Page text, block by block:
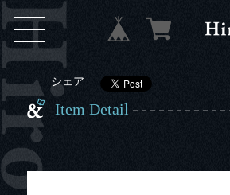
シェア
Item Detail